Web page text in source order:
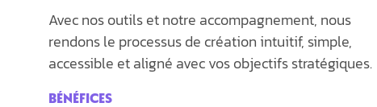
Avec nos outils et notre accompagnement, nous
rendons le processus de création intuitif, simple,
accessible et aligné avec vos objectifsstratégiques.
BÉNÉFICES